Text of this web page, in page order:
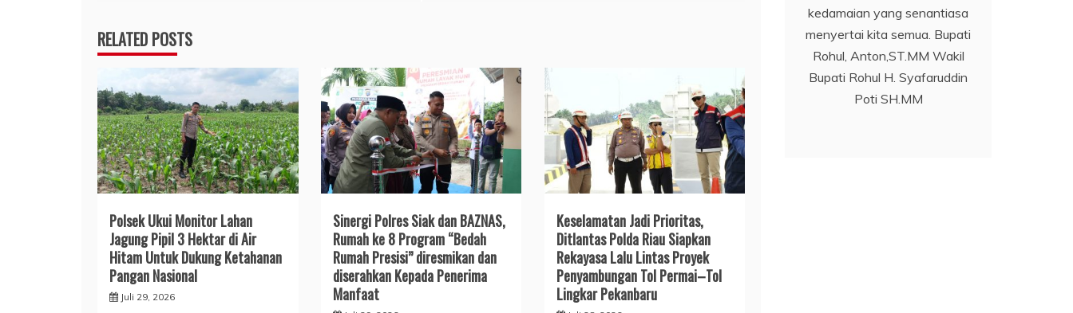
RELATED POSTS
Polsek Ukui Monitor Lahan
Jagung Pipil 3 Hektar di Air
Hitam Untuk Dukung Ketahanan
Pangan Nasional
Juli 29, 2026
Sinergi Polres Siak dan BAZNAS,
Rumah ke 8 Program “Bedah
Rumah Presisi” diresmikan dan
diserahkan Kepada Penerima
Manfaat
Keselamatan Jadi Prioritas,
Ditlantas Polda Riau Siapkan
Rekayasa Lalu Lintas Proyek
Penyambungan Tol Permai–Tol
Lingkar Pekanbaru
kedamaian yang senantiasa
menyertai kita semua. Bupati
Rohul, Anton,ST.MM Wakil
Bupati Rohul H. Syafaruddin
Poti SH.MM